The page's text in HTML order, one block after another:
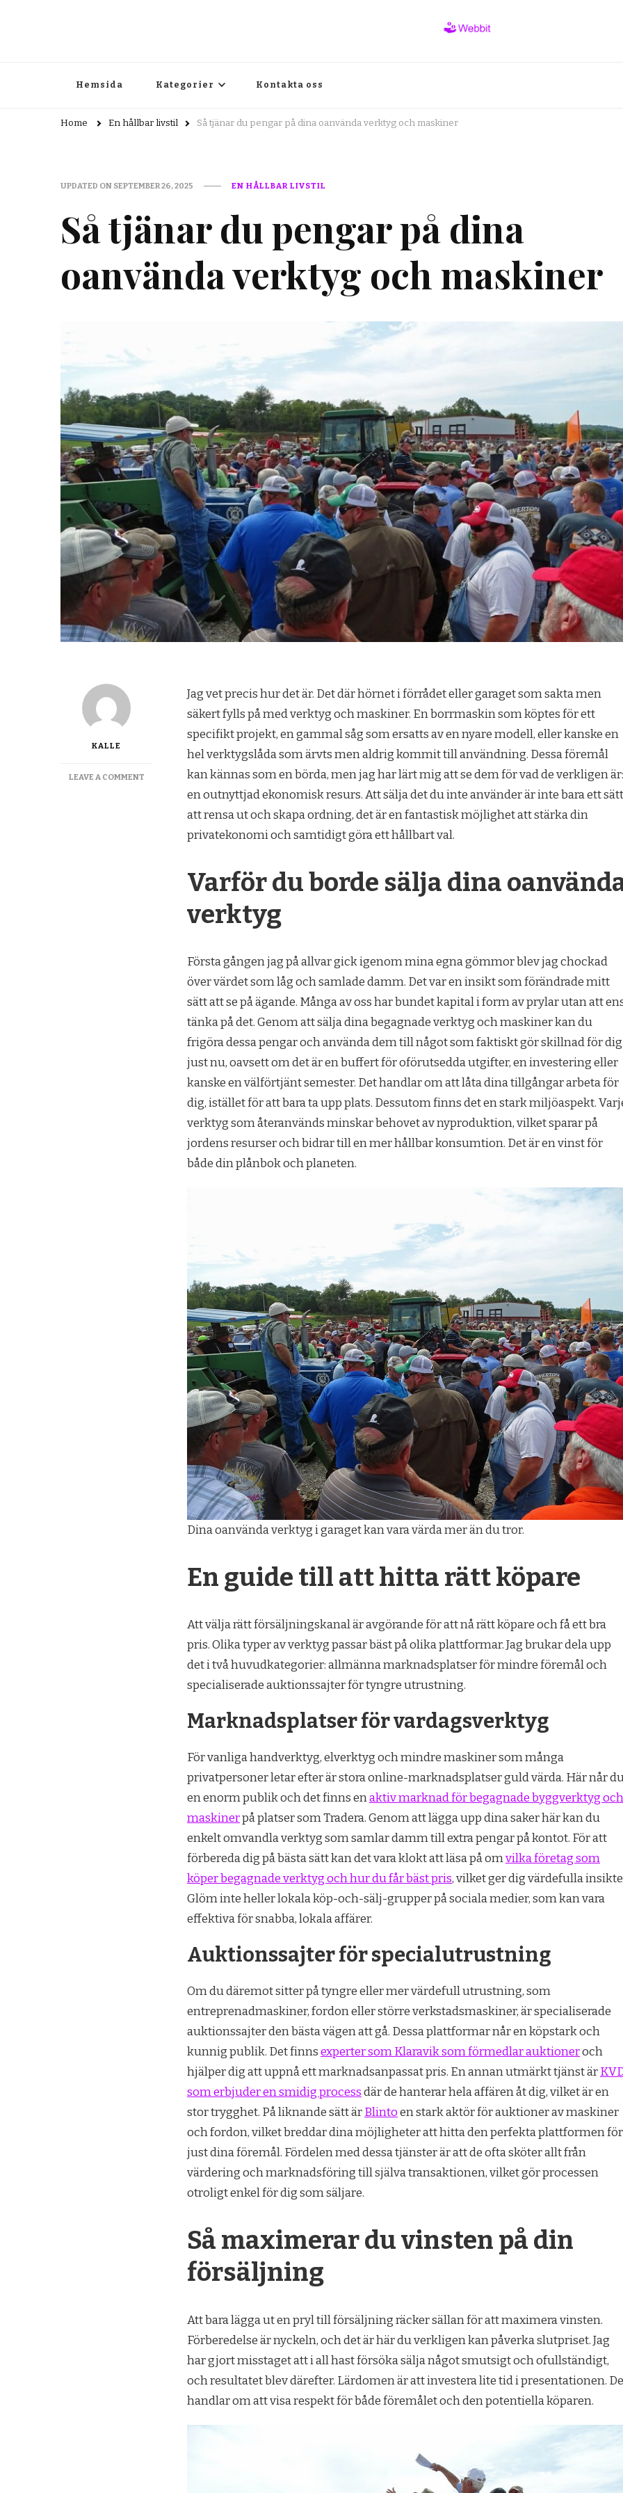
Hemsida Kategorier Kontakta oss
Home En hållbar livstil Så tjänar du pengar på dina oanvända verktyg och maskiner
UPDATED ON SEPTEMBER 26, 2025 EN HÅLLBAR LIVSTIL
Så tjänar du pengar på dina
oanvända verktyg och maskiner
KALLE
LEAVE A COMMENTON
Jag vet precis hur det är. Det där hörnet i förrådet eller garaget som sakta men
säkert fylls på med verktyg och maskiner. En borrmaskin som köptes för ett
specifikt projekt, en gammal såg som ersatts av en nyare modell, eller kanske en
hel verktygslåda som ärvts men aldrig kommit till användning. Dessa föremål
kan kännas som en börda, men jag har lärt mig att se dem för vad de verkligen är:
en outnyttjad ekonomisk resurs. Att sälja det du inte använder är inte bara ett sätt
att rensa ut och skapa ordning, det är en fantastisk möjlighet att stärka din
privatekonomi och samtidigt göra ett hållbart val.
Varför du borde sälja dina
verktyg
Första gången jag på allvar gick igenom mina egna gömmor blev jag chockad
över värdet som låg och samlade damm. Det var en insikt som förändrade mitt
sätt att se på ägande. Många av oss har bundet kapital i form av prylar utan att
tänka på det. Genom att sälja dina begagnade verktyg och maskiner kan du
frigöra dessa pengar och använda dem till något som faktiskt gör skillnad för dig
just nu, oavsett om det är en buffert för oförutsedda utgifter, en investering eller
kanske en välförtjänt semester. Det handlar om att låta dina tillgångar arbeta för
dig, istället för att bara ta upp plats. Dessutom finns det en stark miljöaspekt.
verktyg som återanvänds minskar behovet av nyproduktion, vilket sparar på
jordens resurser och bidrar till en mer hållbar konsumtion. Det är en vinst för
både din plånbok och planeten.
Dina oanvända verktyg i garaget kan vara värda mer än du tror.
En guide till att hitta rätt köpare
Att välja rätt försäljningskanal är avgörande för att nå rätt köpare och få ett bra
pris. Olika typer av verktyg passar bäst på olika plattformar. Jag brukar dela upp
det i två huvudkategorier: allmänna marknadsplatser för mindre föremål och
specialiserade auktionssajter för tyngre utrustning.
Marknadsplatser för vardagsverktyg
För vanliga handverktyg, elverktyg och mindre maskiner som många
privatpersoner letar efter är stora online-marknadsplatser guld värda. Här når
en enorm publik och det finns enaktiv marknad för begagnade byggverktyg och
maskinerpå platser som Tradera. Genom att lägga upp dina saker här kan du
enkelt omvandla verktyg som samlar damm till extra pengar på kontot. För att
förbereda dig på bästa sätt kan det vara klokt att läsa på omvilka företag som
köper begagnade verktyg och hur du får bäst pris, vilket ger dig värdefulla
Glöm inte heller lokala köp-och-sälj-grupper på sociala medier, som kan vara
effektiva för snabba, lokala affärer.
Auktionssajter för specialutrustning
Om du däremot sitter på tyngre eller mer värdefull utrustning, som
entreprenadmaskiner, fordon eller större verkstadsmaskiner, är specialiserade
auktionssajter den bästa vägen att gå. Dessa plattformar når en köpstark och
kunnig publik. Det finnsexperter som Klaravik som förmedlar auktioneroch
hjälper dig att uppnå ett marknadsanpassat pris. En annan utmärkt tjänst är
som erbjuder en smidig processdär de hanterar hela affären åt dig, vilket är en
stor trygghet. På liknande sätt ärBlintoen stark aktör för auktioner av maskiner
och fordon, vilket breddar dina möjligheter att hitta den perfekta plattformen för
just dina föremål. Fördelen med dessa tjänster är att de ofta sköter allt från
värdering och marknadsföring till själva transaktionen, vilket gör processen
otroligt enkel för dig som säljare.
Så maximerar du vinsten på din
försäljning
Att bara lägga ut en pryl till försäljning räcker sällan för att maximera vinsten.
Förberedelse är nyckeln, och det är här du verkligen kan påverka slutpriset. Jag
har gjort misstaget att i all hast försöka sälja något smutsigt och ofullständigt,
och resultatet blev därefter. Lärdomen är att investera lite tid i presentationen.
handlar om att visa respekt för både föremålet och den potentiella köparen.